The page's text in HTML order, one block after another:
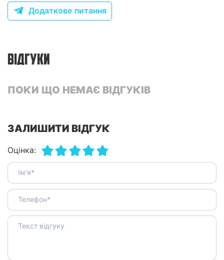
Додаткове питання
ВІДГУКИ
ПОКИ ЩО НЕМАЄ ВІДГУКІВ
ЗАЛИШИТИ ВІДГУК
Оцінка: